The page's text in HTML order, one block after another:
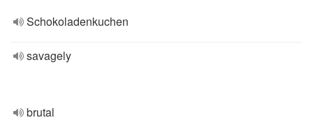
Schokoladenkuchen
savagely
brutal